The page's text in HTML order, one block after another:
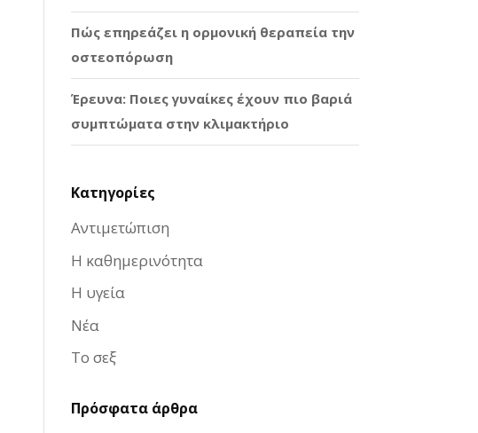
Πώς επηρεάζει η ορμονική θεραπεία την
οστεοπόρωση
Έρευνα: Ποιες γυναίκες έχουν πιο βαριά
συμπτώματα στην κλιμακτήριο
Kατηγορίες
Αντιμετώπιση
Η καθημερινότητα
Η υγεία
Νέα
Το σεξ
Πρόσφατα άρθρα